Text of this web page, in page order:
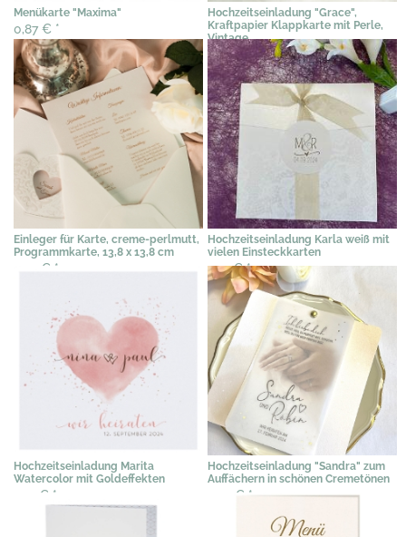
Menükarte "Maxima"
0,87 € *
Hochzeitseinladung "Grace",
Kraftpapier Klappkarte mit Perle,
Vintage
2,95 € *
Einleger für Karte, creme-perlmutt,
Programmkarte, 13,8 x 13,8 cm
0,77 € *
Hochzeitseinladung Karla weiß mit
vielen Einsteckkarten
2,19 €*
Hochzeitseinladung Marita
Watercolor mit Goldeffekten
2,19 € *
Hochzeitseinladung "Sandra" zum
Auffächern in schönen Cremetönen
2,49 € *